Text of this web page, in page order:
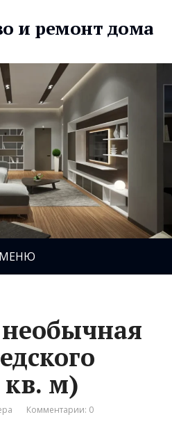
и ремонт дома
МЕНЮ
кв. м)
Комментарии: 0